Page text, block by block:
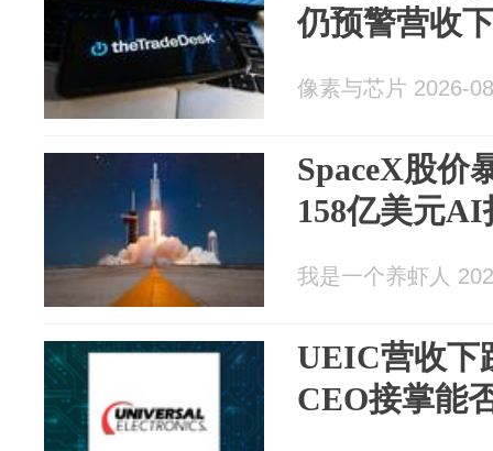
仍预警营收
像素与芯片 2026-
SpaceX股价
158亿美元
我是一个养虾人
UEIC营收下
CEO接掌能